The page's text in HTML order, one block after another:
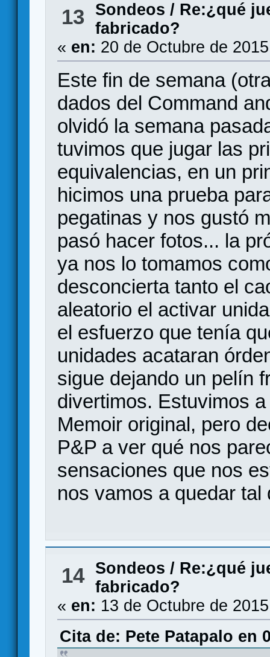
13 Sondeos / Re:¿qué
fabricado?
« en: 20 de Octubre de
Este fin de semana
dados del Command
olvidó la semana
tuvimos que jugar las
equivalencias, en un
hicimos una prueba
pegatinas y nos gustó
pasó hacer fotos... la
ya nos lo tomamos
desconcierta tanto el
aleatorio el activar
el esfuerzo que tenía
unidades acataran
sigue dejando un pelín
divertimos. Estuvimos
Memoir original, pero
P&P a ver qué nos
sensaciones que nos
nos vamos a quedar tal
14 Sondeos / Re:¿qué
fabricado?
« en: 13 de Octubre de
Cita de: Pete Patapalo en